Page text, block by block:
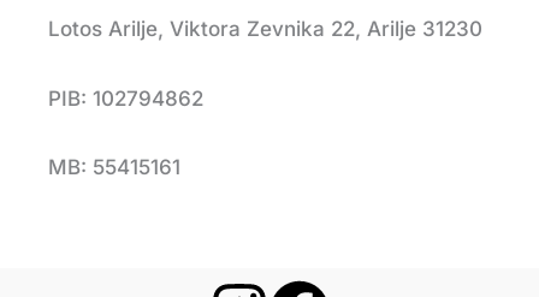
Lotos Arilje, Viktora Zevnika 22, Arilje 31230
PIB: 102794862
MB: 55415161